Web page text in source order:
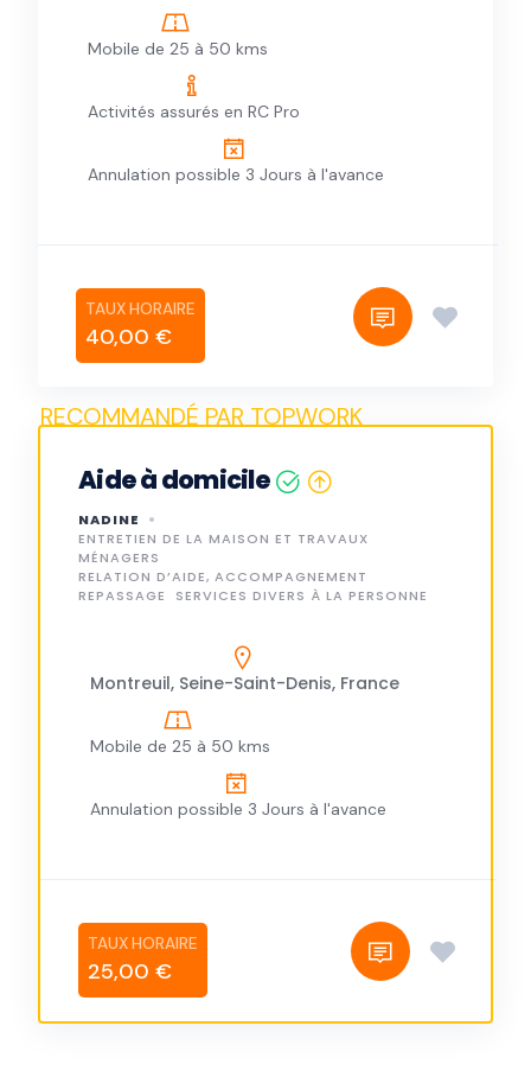
Mobile de 25 à 50 kms
Activités assurés en RC Pro
Annulation possible 3 Jours à l'avance
40,00 €
Aide à domicile
NADINE
ENTRETIEN DE LA MAISON ET TRAVAUX
MÉNAGERS
RELATION D’AIDE, ACCOMPAGNEMENT
REPASSAGE
SERVICES DIVERS À LA PERSONNE
Montreuil, Seine-Saint-Denis, France
Mobile de 25 à 50 kms
Annulation possible 3 Jours à l'avance
25,00 €